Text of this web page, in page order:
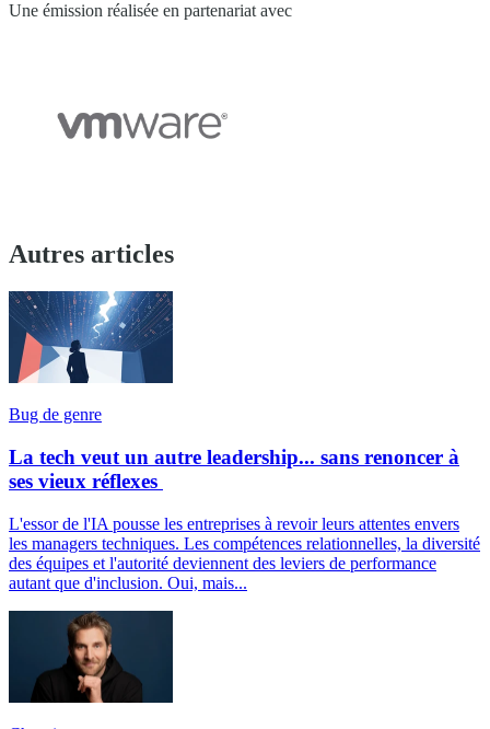
Une émission réalisée en partenariat avec
Autres articles
Bug de genre
La tech veut un autre leadership... sans renoncer à
ses vieux réflexes
L'essor de l'IA pousse les entreprises à revoir leurs attentes envers
les managers techniques. Les compétences relationnelles, la diversité
des équipes et l'autorité deviennent des leviers de performance
autant que d'inclusion. Oui, mais...